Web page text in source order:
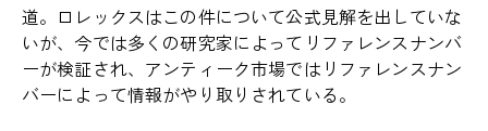
道。ロレックスはこの件について公式見解を出していな
いが、今では多くの研究家によってリファレンスナンバ
ーが検証され、アンティーク市場ではリファレンスナン
バーによって情報がやり取りされている。